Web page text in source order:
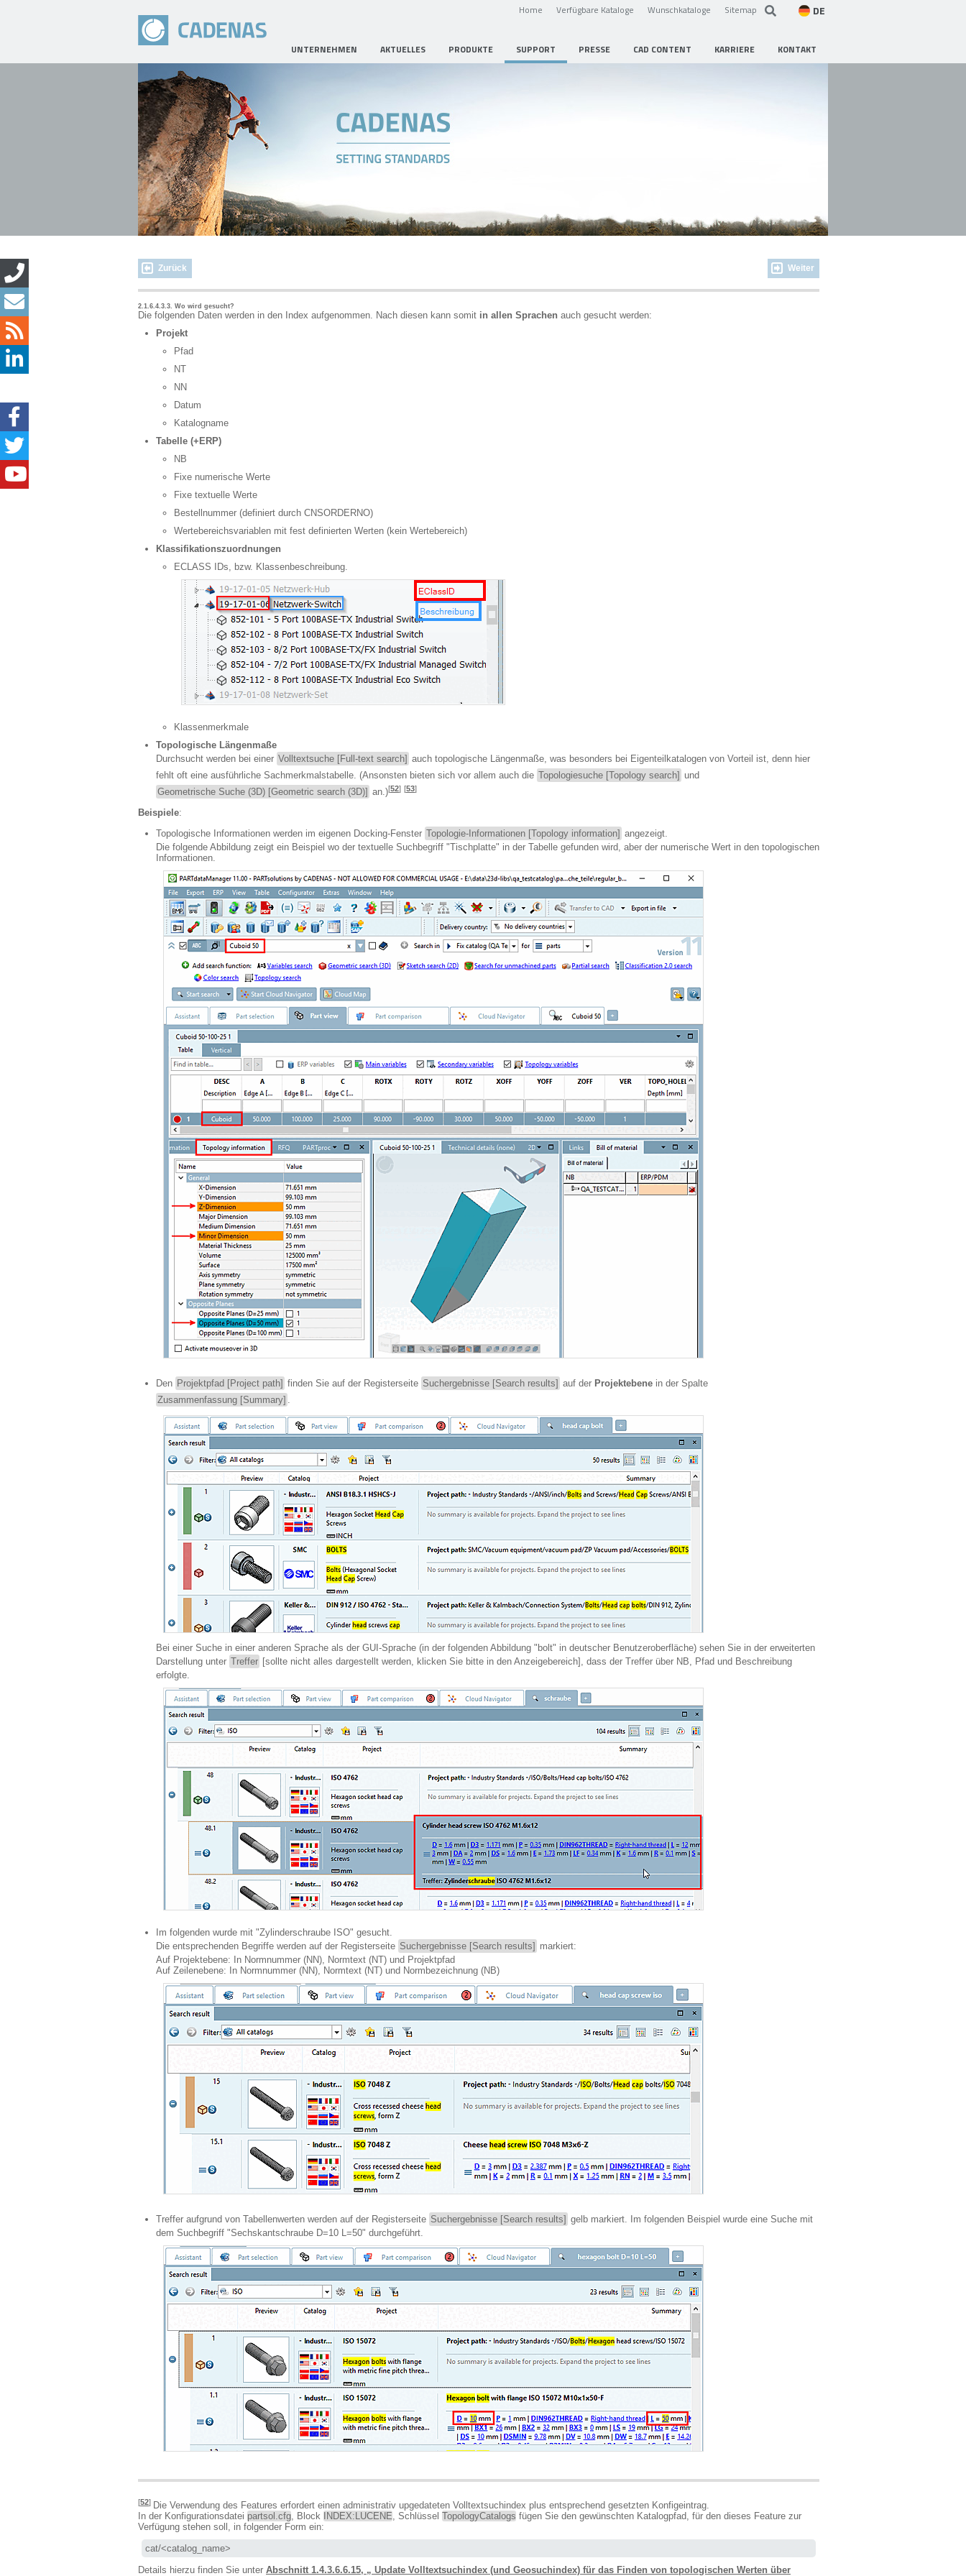
Home Verfügbare Kataloge Wunschkataloge Sitemap DE
UNTERNEHMEN AKTUELLES PRODUKTE SUPPORT PRESSE CAD CONTENT KARRIERE KONTAKT
Zurück Weiter
2.1.6.4.3.3. Wo wird gesucht?
Die folgenden Daten werden in den Index aufgenommen. Nach diesen kann somit in allen Sprachen auch gesucht werden:
Projekt
Pfad
NT
NN
Datum
Katalogname
Tabelle (+ERP)
NB
Fixe numerische Werte
Fixe textuelle Werte
Bestellnummer (definiert durch CNSORDERNO)
Wertebereichsvariablen mit fest definierten Werten (kein Wertebereich)
Klassifikationszuordnungen
ECLASS IDs, bzw. Klassenbeschreibung.
Klassenmerkmale
Topologische Längenmaße
Durchsucht werden bei einer Volltextsuche [Full-text search] auch topologische Längenmaße, was besonders bei Eigenteilkatalogen von Vorteil ist, denn hier
fehlt oft eine ausführliche Sachmerkmalstabelle. (Ansonsten bieten sich vor allem auch die Topologiesuche [Topology search] und
Geometrische Suche (3D) [Geometric search (3D)] an.)[52] [53]
Beispiele:
Topologische Informationen werden im eigenen Docking-Fenster Topologie-Informationen [Topology information] angezeigt.
Die folgende Abbildung zeigt ein Beispiel wo der textuelle Suchbegriff "Tischplatte" in der Tabelle gefunden wird, aber der numerische Wert in den topologischen
Informationen.
Den Projektpfad [Project path] finden Sie auf der Registerseite Suchergebnisse [Search results] auf der Projektebene in der Spalte
Zusammenfassung [Summary] .
Bei einer Suche in einer anderen Sprache als der GUI-Sprache (in der folgenden Abbildung "bolt" in deutscher Benutzeroberfläche) sehen Sie in der erweiterten
Darstellung unter Treffer [sollte nicht alles dargestellt werden, klicken Sie bitte in den Anzeigebereich], dass der Treffer über NB, Pfad und Beschreibung
erfolgte.
Im folgenden wurde mit "Zylinderschraube ISO" gesucht.
Die entsprechenden Begriffe werden auf der Registerseite Suchergebnisse [Search results] markiert:
Auf Projektebene: In Normnummer (NN), Normtext (NT) und Projektpfad
Auf Zeilenebene: In Normnummer (NN), Normtext (NT) und Normbezeichnung (NB)
Treffer aufgrund von Tabellenwerten werden auf der Registerseite Suchergebnisse [Search results] gelb markiert. Im folgenden Beispiel wurde eine Suche mit
dem Suchbegriff "Sechskantschraube D=10 L=50" durchgeführt.
[52] Die Verwendung des Features erfordert einen administrativ upgedateten Volltextsuchindex plus entsprechend gesetzten Konfigeintrag.
In der Konfigurationsdatei partsol.cfg, Block INDEX:LUCENE, Schlüssel TopologyCatalogs fügen Sie den gewünschten Katalogpfad, für den dieses Feature zur
Verfügung stehen soll, in folgender Form ein:
cat/<catalog_name>
Details hierzu finden Sie unter Abschnitt 1.4.3.6.6.15, „ Update Volltextsuchindex (und Geosuchindex) für das Finden von topologischen Werten über